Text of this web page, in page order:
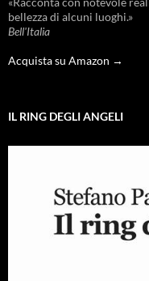
bellezza di alcuni luoghi.»
Bell'Italia
Acquista su Amazon →
IL RING DEGLI ANGELI